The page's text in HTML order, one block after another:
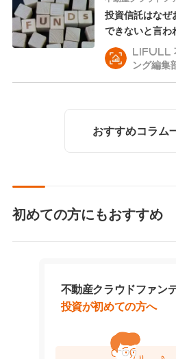
投資信託はなぜ
できないと言わ
LIFULL
ング編集
おすすめコラム
初めての方にもおすすめ
不動産クラウドファン
投資が初めての方へ